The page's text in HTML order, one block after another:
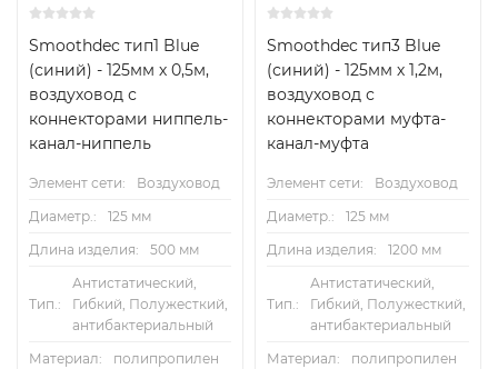
Smoothdec тип1 Blue
(синий) - 125мм х 0,5м,
воздуховод с
коннекторами ниппель-
канал-ниппель
Элемент сети:
Воздуховод
Диаметр.:
125 мм
Длина изделия:
500 мм
Тип.:
Антистатический,
Гибкий, Полужесткий,
антибактериальный
Материал:
полипропилен
Smoothdec тип3 Blue
(синий) - 125мм х 1,2м,
воздуховод с
коннекторами муфта-
канал-муфта
Элемент сети:
Воздуховод
Диаметр.:
125 мм
Длина изделия:
1200 мм
Тип.:
Антистатический,
Гибкий, Полужесткий,
антибактериальный
Материал:
полипропилен